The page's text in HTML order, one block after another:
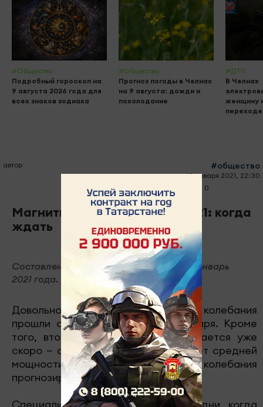
#Общество
Подробный гороскоп на
9 августа 2026 года для
всех знаков зодиака
#Общество
Прогноз погоды в Челнах
на 9 августа: дожди и
похолодание
#ДТП
В Челнах
женщину
переходе
автор #общество
10 января 2021, 22:30
1114
0
Магнитные бури в январе 2021: когда
ждать
Составлен прогноз магнитных бурь на январь
2021 года.
Довольно сильные магнитные колебания
прошли с первого по девятое января. Кроме
того, вторая магнитная буря ожидается уже
скоро — с 12 по 18 января. Она будет средней
мощности. Также третьи колебания
прогнозируются с 24 по 31 января.